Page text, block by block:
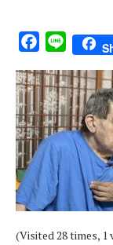
Facebook
Line
(Visited 28 times, 1